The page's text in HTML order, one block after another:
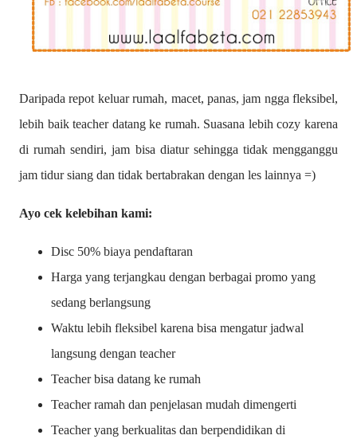
Daripada repot keluar rumah, macet, panas, jam ngga fleksibel,
lebih baik teacher datang ke rumah. Suasana lebih cozy karena
di rumah sendiri, jam bisa diatur sehingga tidak mengganggu
jam tidur siang dan tidak bertabrakan dengan les lainnya =)
Ayo cek kelebihan kami:
Disc 50% biaya pendaftaran
Harga yang terjangkau dengan berbagai promo yang
sedang berlangsung
Waktu lebih fleksibel karena bisa mengatur jadwal
langsung dengan teacher
Teacher bisa datang ke rumah
Teacher ramah dan penjelasan mudah dimengerti
Teacher yang berkualitas dan berpendidikan di